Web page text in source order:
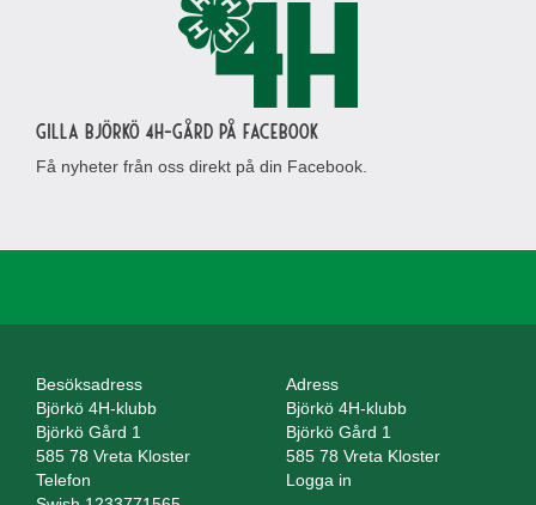
Gilla Björkö 4H-gård på Facebook
Få nyheter från oss direkt på din Facebook.
Besöksadress
Björkö 4H-klubb
Björkö Gård 1
585 78 Vreta Kloster
Adress
Björkö 4H-klubb
Björkö Gård 1
585 78 Vreta Kloster
Telefon
Logga in